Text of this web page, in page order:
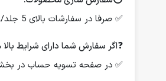
✅ صرفا در سفارشات بالای 5 جلد/عدد از یک محصول امکان پذیر است.
❓اگر سفارش شما دارای شرایط
✅ در صفحه تسویه حساب در بخش